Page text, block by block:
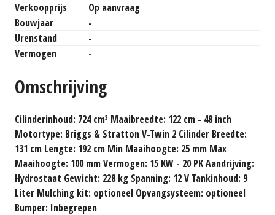
Verkoopprijs
Op aanvraag
Bouwjaar
-
Urenstand
-
Vermogen
-
Omschrijving
Cilinderinhoud: 724 cm³ Maaibreedte: 122 cm - 48 inch
Motortype: Briggs & Stratton V-Twin 2 Cilinder Breedte:
131 cm Lengte: 192 cm Min Maaihoogte: 25 mm Max
Maaihoogte: 100 mm Vermogen: 15 KW - 20 PK Aandrijving:
Hydrostaat Gewicht: 228 kg Spanning: 12 V Tankinhoud: 9
Liter Mulching kit: optioneel Opvangsysteem: optioneel
Bumper: Inbegrepen